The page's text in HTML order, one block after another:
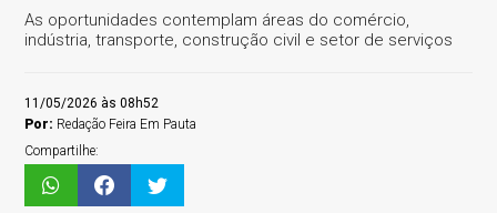
As oportunidades contemplam áreas do comércio,
indústria, transporte, construção civil e setor de serviços
11/05/2026 às 08h52
Por: Redação Feira Em Pauta
Compartilhe: